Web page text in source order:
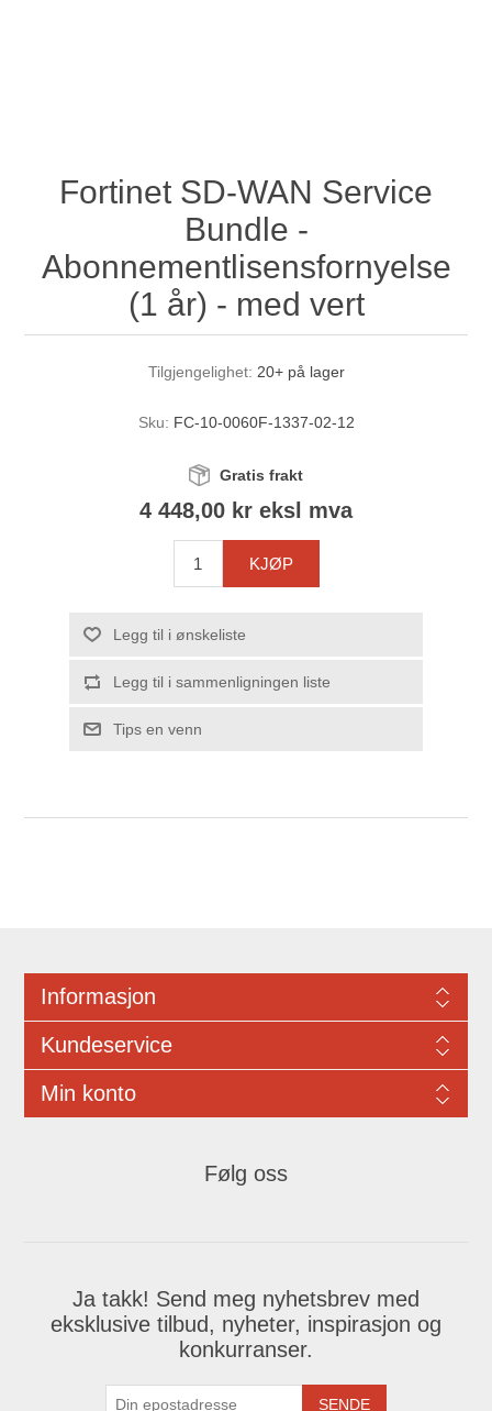
Fortinet SD-WAN Service
Bundle -
Abonnementlisensfornyelse
(1 år) - med vert
Tilgjengelighet: 20+ på lager
Sku: FC-10-0060F-1337-02-12
Gratis frakt
4 448,00 kr eksl mva
KJØP
Legg til i ønskeliste
Legg til i sammenligningen liste
Tips en venn
Informasjon
Kundeservice
Min konto
Følg oss
Ja takk! Send meg nyhetsbrev med
eksklusive tilbud, nyheter, inspirasjon og
konkurranser.
SENDE